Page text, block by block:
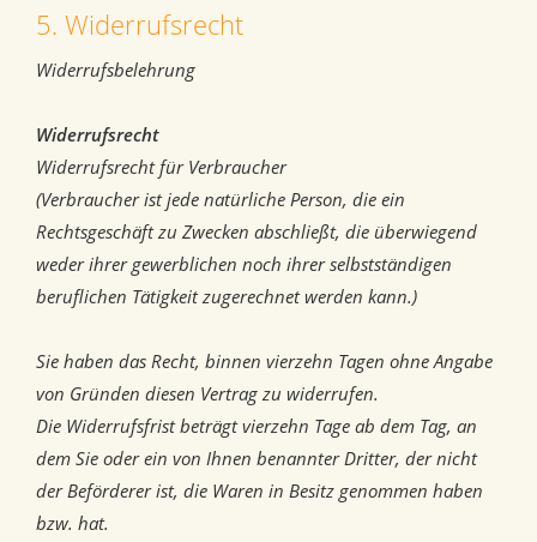
5. Widerrufsrecht
Widerrufsbelehrung
Widerrufsrecht
Widerrufsrecht für Verbraucher
(Verbraucher ist jede natürliche Person, die ein
Rechtsgeschäft zu Zwecken abschließt, die überwiegend
weder ihrer gewerblichen noch ihrer selbstständigen
beruflichen Tätigkeit zugerechnet werden kann.)
Sie haben das Recht, binnen vierzehn Tagen ohne Angabe
von Gründen diesen Vertrag zu widerrufen.
Die Widerrufsfrist beträgt vierzehn Tage ab dem Tag, an
dem Sie oder ein von Ihnen benannter Dritter, der nicht
der Beförderer ist, die Waren in Besitz genommen haben
bzw. hat.